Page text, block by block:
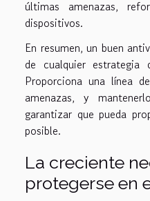
últimas amenazas,
dispositivos.
En resumen, un buen
de cualquier estrategia
Proporciona una línea
amenazas, y
garantizar que pueda
posible.
La creciente
protegerse en